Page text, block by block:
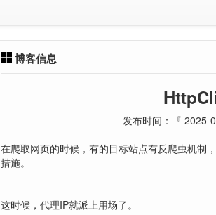
博客信息
发布时间：『 2025-
在爬取网页的时候，有的目标站点有反爬虫机制
措施。
这时候，代理IP就派上用场了。